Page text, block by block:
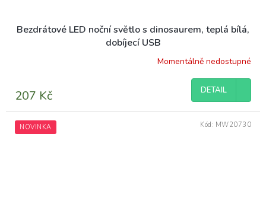
Bezdrátové LED noční světlo s dinosaurem, teplá bílá,
dobíjecí USB
Momentálně nedostupné
207 Kč DETAIL
NOVINKA Kód: MW20730